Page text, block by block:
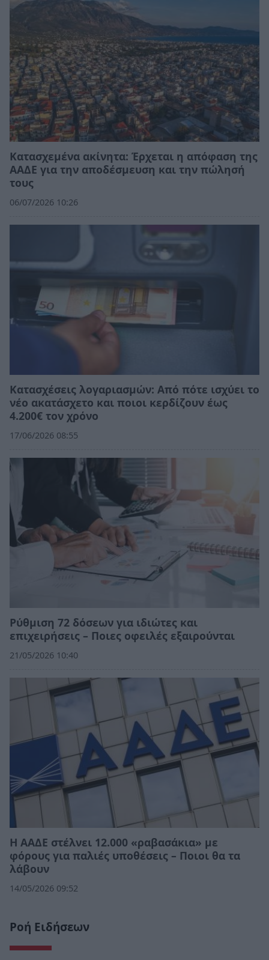
Κατασχεμένα ακίνητα: Έρχεται η απόφαση της
ΑΑΔΕ για την αποδέσμευση και την πώλησή
τους
06/07/2026 10:26
Κατασχέσεις λογαριασμών: Από πότε ισχύει το
νέο ακατάσχετο και ποιοι κερδίζουν έως
4.200€ τον χρόνο
17/06/2026 08:55
Ρύθμιση 72 δόσεων για ιδιώτες και
επιχειρήσεις – Ποιες οφειλές εξαιρούνται
21/05/2026 10:40
H AAΔΕ στέλνει 12.000 «ραβασάκια» με
φόρους για παλιές υποθέσεις – Ποιοι θα τα
λάβουν
14/05/2026 09:52
Ροή Ειδήσεων